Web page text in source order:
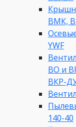
ВМК,
YWF
ВО и
ВКР-
140-40